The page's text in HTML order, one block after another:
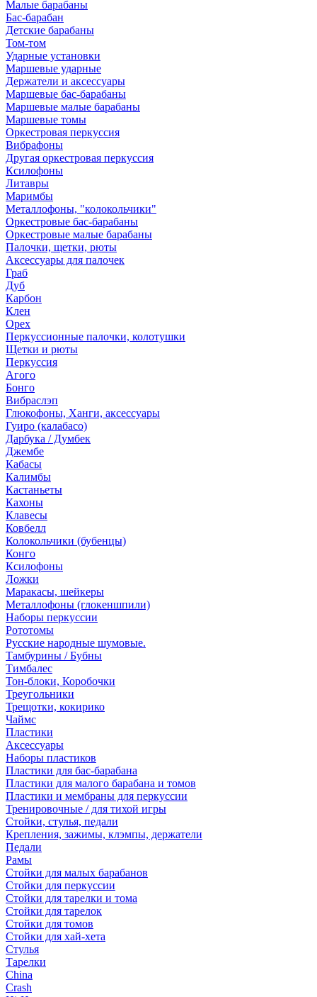
Mалые барабаны
Бас-барабан
Детские барабаны
Том-том
Ударные установки
Маршевые ударные
Держатели и аксессуары
Маршевые бас-барабаны
Маршевые малые барабаны
Маршевые томы
Оркестровая перкуссия
Вибрафоны
Другая оркестровая перкуссия
Ксилофоны
Литавры
Маримбы
Металлофоны, "колокольчики"
Оркестровые бас-барабаны
Оркестровые малые барабаны
Палочки, щетки, рюты
Аксессуары для палочек
Граб
Дуб
Карбон
Клен
Орех
Перкуссионные палочки, колотушки
Щетки и рюты
Перкуссия
Агого
Бонго
Вибраслэп
Глюкофоны, Ханги, аксессуары
Гуиро (калабасо)
Дарбука / Думбек
Джембе
Кабасы
Калимбы
Кастаньеты
Кахоны
Клавесы
Ковбелл
Колокольчики (бубенцы)
Конго
Ксилофоны
Ложки
Маракасы, шейкеры
Металлофоны (глокеншпили)
Наборы перкуссии
Рототомы
Русские народные шумовые.
Тамбурины / Бубны
Тимбалес
Тон-блоки, Коробочки
Треугольники
Трещотки, кокирико
Чаймс
Пластики
Аксессуары
Наборы пластиков
Пластики для бас-барабана
Пластики для малого барабана и томов
Пластики и мембраны для перкуссии
Тренировочные / для тихой игры
Стойки, стулья, педали
Крепления, зажимы, клэмпы, держатели
Педали
Рамы
Стойки для малых барабанов
Стойки для перкуссии
Стойки для тарелки и тома
Стойки для тарелок
Стойки для томов
Стойки для хай-хета
Стулья
Тарелки
China
Crash